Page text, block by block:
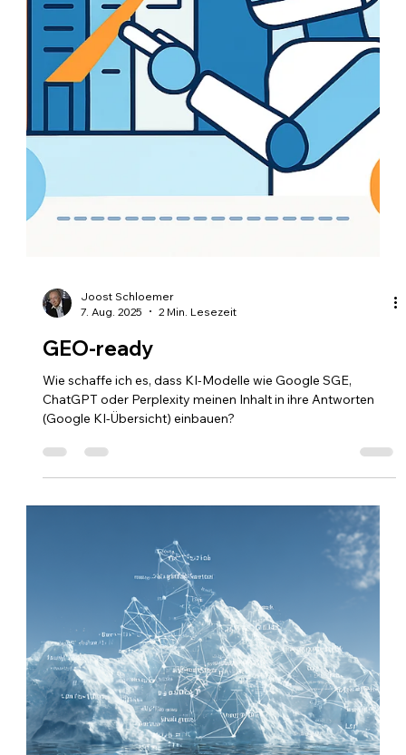
Joost Schloemer
7. Aug. 2025
2 Min. Lesezeit